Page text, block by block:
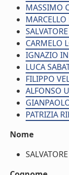
MASSIMO
MARCELLO
CARMELO
IGNAZIO
LUCA
FILIPPO
ALFONSO
PATRIZIA
Nome